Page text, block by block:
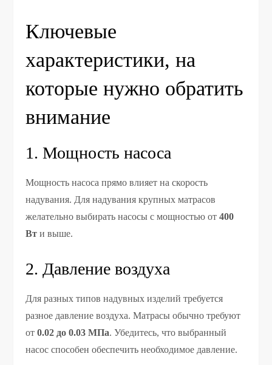
Ключевые
характеристики, на
которые нужно обратить
внимание
1. Мощность насоса
Мощность насоса прямо влияет на скорость
надувания. Для надувания крупных матрасов
желательно выбирать насосы с мощностью от400
Вт и выше.
2. Давление воздуха
Для разных типов надувных изделий требуется
разное давление воздуха. Матрасы обычно требуют
от0.02 до 0.03 МПа. Убедитесь, что выбранный
насос способен обеспечить необходимое давление.